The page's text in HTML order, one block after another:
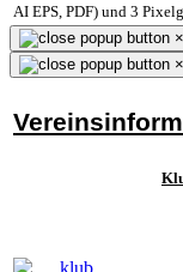
AI EPS, PDF) und 3
×
×